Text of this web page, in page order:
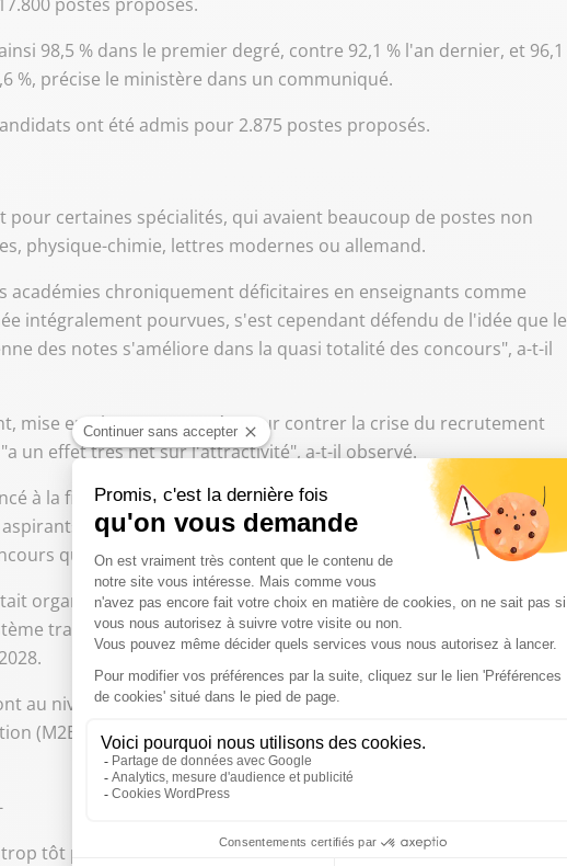
98,5 % dans le premier degré, contre 92,1 % l'an dernier, et 96,1
%, précise le ministère dans un communiqué.
ont été admis pour 2.875 postes proposés.
certaines spécialités, qui avaient beaucoup de postes non
physique-chimie, lettres modernes ou allemand.
académies chroniquement déficitaires en enseignants comme
intégralement pourvues, s'est cependant défendu de l'idée que le
des notes s'améliore dans la quasi totalité des concours", a-t-il
mise en place cette année pour contrer la crise du recrutement
un effet très net sur l'attractivité", a-t-il observé.
à la fin de la licence afin notamment d'élargir le vivier de
professeurs, dans le premier degré comme dans le
qu'après un master (bac+5).
organisée: les nouveaux concours à bac+3 ont coexisté avec
transitoire doit durer jusqu'en 2027, avant la disparition
au niveau bac+3, selon le ministère. Ils intègreront en septembre
(M2E), une formation professionnalisante de deux ans,
tôt pour conclure à un regain durable d'attractivité.